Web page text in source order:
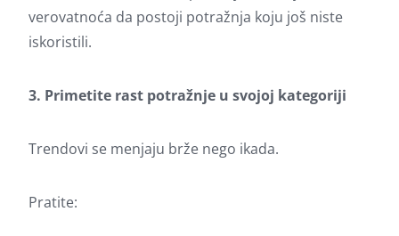
verovatnoća da postoji potražnja koju još niste
iskoristili.
3. Primetite rast potražnje u svojoj kategoriji
Trendovi se menjaju brže nego ikada.
Pratite: